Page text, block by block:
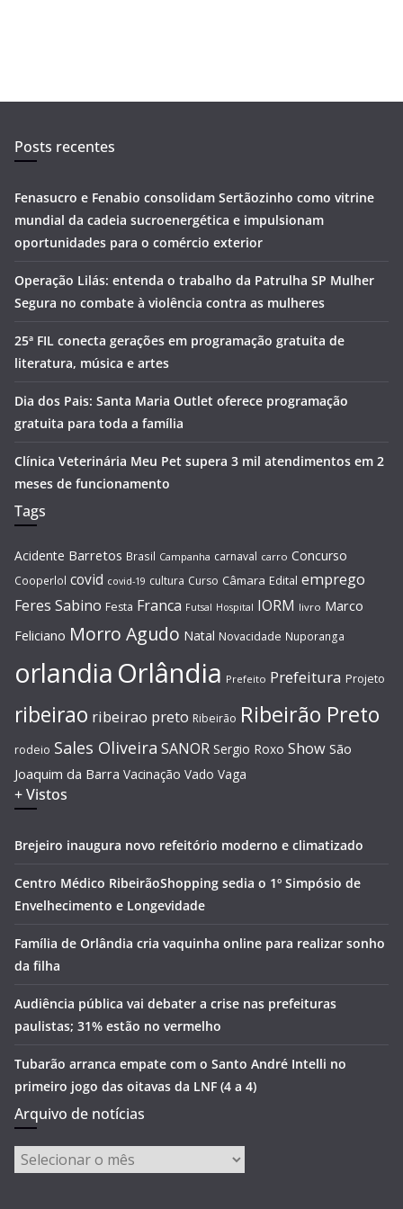
Posts recentes
Fenasucro e Fenabio consolidam Sertãozinho como vitrine
mundial da cadeia sucroenergética e impulsionam
oportunidades para o comércio exterior
Operação Lilás: entenda o trabalho da Patrulha SP Mulher
Segura no combate à violência contra as mulheres
25ª FIL conecta gerações em programação gratuita de
literatura, música e artes
Dia dos Pais: Santa Maria Outlet oferece programação
gratuita para toda a família
Clínica Veterinária Meu Pet supera 3 mil atendimentos em 2
meses de funcionamento
Tags
Acidente Barretos Brasil Campanha carnaval carro Concurso
Cooperlol covid covid-19 cultura Curso Câmara Edital emprego
Feres Sabino Festa Franca Futsal Hospital IORM livro Marco
Feliciano Morro Agudo Natal Novacidade Nuporanga
orlandia Orlândia Prefeito Prefeitura Projeto
ribeirao ribeirao preto Ribeirão Ribeirão Preto
rodeio Sales Oliveira SANOR Sergio Roxo Show São
Joaquim da Barra Vacinação Vado Vaga
+ Vistos
Brejeiro inaugura novo refeitório moderno e climatizado
Centro Médico RibeirãoShopping sedia o 1º Simpósio de
Envelhecimento e Longevidade
Família de Orlândia cria vaquinha online para realizar sonho
da filha
Audiência pública vai debater a crise nas prefeituras
paulistas; 31% estão no vermelho
Tubarão arranca empate com o Santo André Intelli no
primeiro jogo das oitavas da LNF (4 a 4)
Arquivo de notícias
Arquivo